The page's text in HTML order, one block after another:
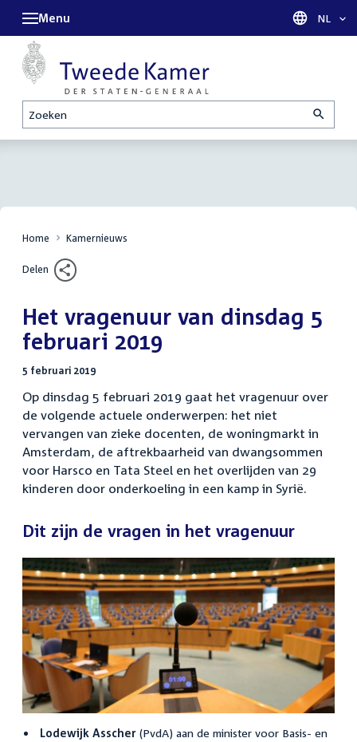
Zoeken
Menu Taal
NL
Home Kamernieuws
Delen
Het vragenuur van dinsdag 5
februari 2019
5 februari 2019
Op dinsdag 5 februari 2019 gaat het vragenuur over
de volgende actuele onderwerpen: het niet
vervangen van zieke docenten, de woningmarkt in
Amsterdam, de aftrekbaarheid van dwangsommen
voor Harsco en Tata Steel en het overlijden van 29
kinderen door onderkoeling in een kamp in Syrië.
Dit zijn de vragen in het vragenuur
Lodewijk Asscher(PvdA) aan de minister voor Basis- en